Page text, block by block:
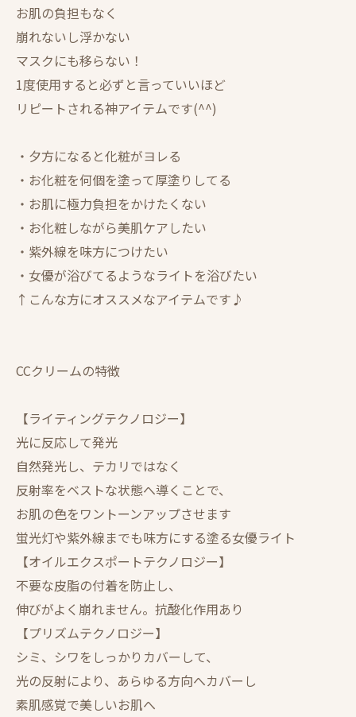
お肌の負担もなく
崩れないし浮かない
マスクにも移らない！
1度使用すると必ずと言っていいほど
リピートされる神アイテムです(^^)
・夕方になると化粧がヨレる
・お化粧を何個を塗って厚塗りしてる
・お肌に極力負担をかけたくない
・お化粧しながら美肌ケアしたい
・紫外線を味方につけたい
・女優が浴びてるようなライトを浴びたい
↑こんな方にオススメなアイテムです♪
CCクリームの特徴
【ライティングテクノロジー】
光に反応して発光
自然発光し、テカリではなく
反射率をベストな状態へ導くことで、
お肌の色をワントーンアップさせます
蛍光灯や紫外線までも味方にする塗る女優ライト
【オイルエクスポートテクノロジー】
不要な皮脂の付着を防止し、
伸びがよく崩れません。抗酸化作用あり
【プリズムテクノロジー】
シミ、シワをしっかりカバーして、
光の反射により、あらゆる方向へカバーし
素肌感覚で美しいお肌へ